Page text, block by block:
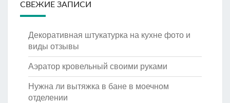
СВЕЖИЕ ЗАПИСИ
Декоративная штукатурка на кухне фото и
виды отзывы
Аэратор кровельный своими руками
Нужна ли вытяжка в бане в моечном
отделении